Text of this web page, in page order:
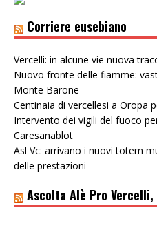
Corriere eusebiano
Vercelli: in alcune vie nuova
Nuovo fronte delle fiamme:
Monte Barone
Centinaia di vercellesi a Oropa
Intervento dei vigili del fuoco
Caresanablot
Asl Vc: arrivano i nuovi totem
delle prestazioni
Ascolta Alè Pro Vercelli,